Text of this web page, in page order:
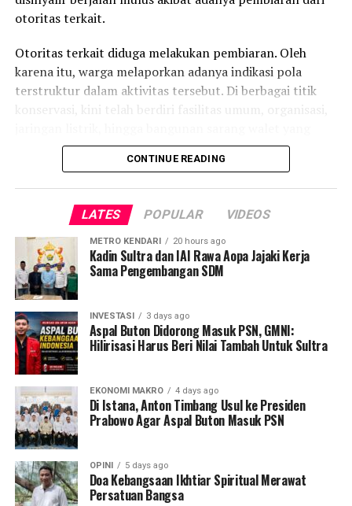
yang lebih baik,” tutup Azel.
Editor : Tam
Post Views: 5,536
otoritas terkait.
Otoritas terkait diduga melakukan pembiaran. Oleh
karena itu, warga melaporkan adanya indikasi pola
terstruktur dalam aktivitas tersebut. Di berbagai titik
konservasi, kini telah berdiri fasilitas umum, organisasi,
dianggap dilarang di kawasan lindung.
beberapa kabupaten. Di Kolaka Timur, tepatnya Desa
Bou dan Desa Awiu, melaporkan adanya pembukaan
lahan luas serta pembangunan fasilitas pemerintah
menggunakan anggaran negara. Sementara di
Kabupaten Bombana, aktivitas ilegal mencakup
percetakan sawah hingga perkebunan sawit dan
cengkeh yang diperkirakan mencapai ribuan hektare.
Kondisi ini memicu kritik keras, terutama terkait dengan
asas keadilan hukum bagi warga setempat. Kamarudin,
warga Desa Tatangga, mengungkapkan kekecewaannya,
warga lokal justru diancam pidana saat mengajukan izin
pinjam pakai lahan untuk kebutuhan ketahanan pangan.
“Yang kami minta hanya lahan untuk sawah, itu pun
sifatnya pinjam pakai. Tapi justru kami diancam akan
dipidana,” ujarnya, Jumat, 24 April 2026.
CONTINUE READING
LATES POPULAR VIDEOS
METRO KENDARI 20 hours ago
Kadin Sultra dan IAI Rawa Aopa Jajaki Kerja
Sama Pengembangan SDM
INVESTASI 3 days ago
Aspal Buton Didorong Masuk PSN, GMNI:
Hilirisasi Harus Beri Nilai Tambah Untuk Sultra
EKONOMI MAKRO 4 days ago
Di Istana, Anton Timbang Usul ke Presiden
Prabowo Agar Aspal Buton Masuk PSN
OPINI 5 days ago
Doa Kebangsaan Ikhtiar Spiritual Merawat
Persatuan Bangsa